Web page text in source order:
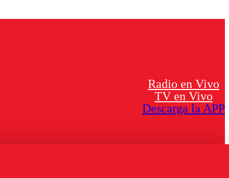
Radio en Vivo
TV en Vivo
Descarga la APP